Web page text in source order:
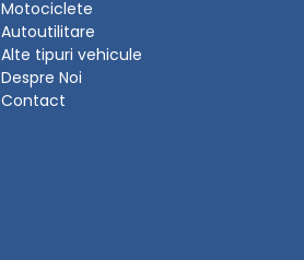
Motociclete
Autoutilitare
Alte tipuri vehicule
Despre Noi
Contact